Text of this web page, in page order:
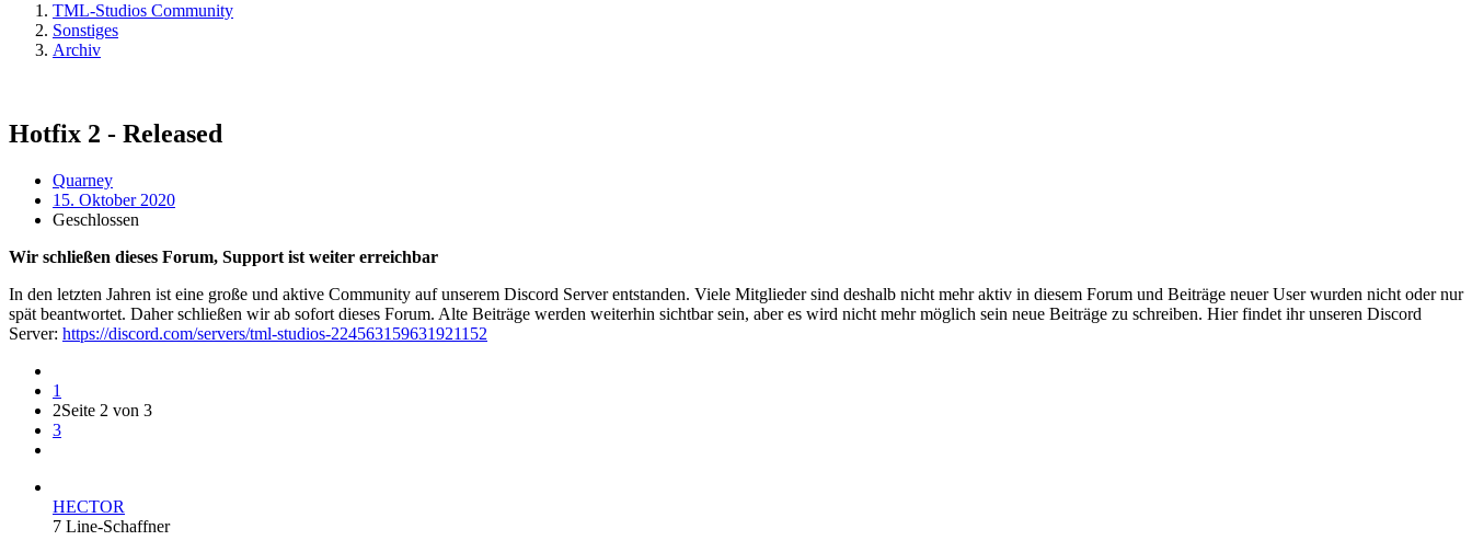
TML-Studios Community
Sonstiges
Archiv
Hotfix 2 - Released
Quarney
15. Oktober 2020
Geschlossen
Wir schließen dieses Forum, Support ist weiter erreichbar
In den letzten Jahren ist eine große und aktive Community auf unserem Discord Server entstanden. Viele Mitglieder sind deshalb nicht mehr aktiv in diesem Forum und Beiträge neuer User wurden nicht oder nur
spät beantwortet. Daher schließen wir ab sofort dieses Forum. Alte Beiträge werden weiterhin sichtbar sein, aber es wird nicht mehr möglich sein neue Beiträge zu schreiben. Hier findet ihr unseren Discord
Server: https://discord.com/servers/tml-studios-224563159631921152
1
2Seite 2 von 3
3
HECTOR
7 Line-Schaffner